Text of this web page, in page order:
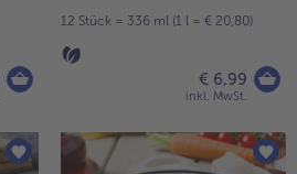
12 Stück = 336 ml (1 l = € 20,80)
€ 6,99
inkl. MwSt.